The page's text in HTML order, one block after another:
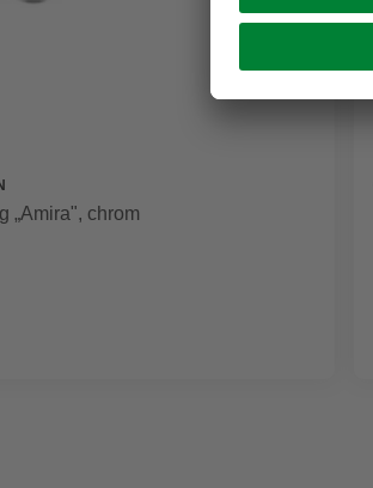
„Amira", chrom